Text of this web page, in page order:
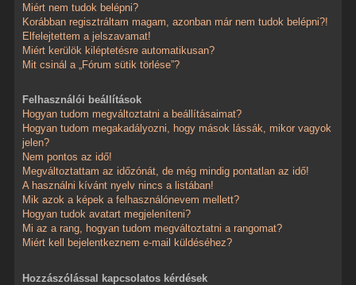
Miért nem tudok belépni?
Korábban regisztráltam magam, azonban már nem tudok belépni?!
Elfelejtettem a jelszavamat!
Miért kerülök kiléptetésre automatikusan?
Mit csinál a „Fórum sütik törlése”?
Felhasználói beállítások
Hogyan tudom megváltoztatni a beállításaimat?
Hogyan tudom megakadályozni, hogy mások lássák, mikor vagyok
jelen?
Nem pontos az idő!
Megváltoztattam az időzónát, de még mindig pontatlan az idő!
A használni kívánt nyelv nincs a listában!
Mik azok a képek a felhasználónevem mellett?
Hogyan tudok avatart megjeleníteni?
Mi az a rang, hogyan tudom megváltoztatni a rangomat?
Miért kell bejelentkeznem e-mail küldéséhez?
Hozzászólással kapcsolatos kérdések